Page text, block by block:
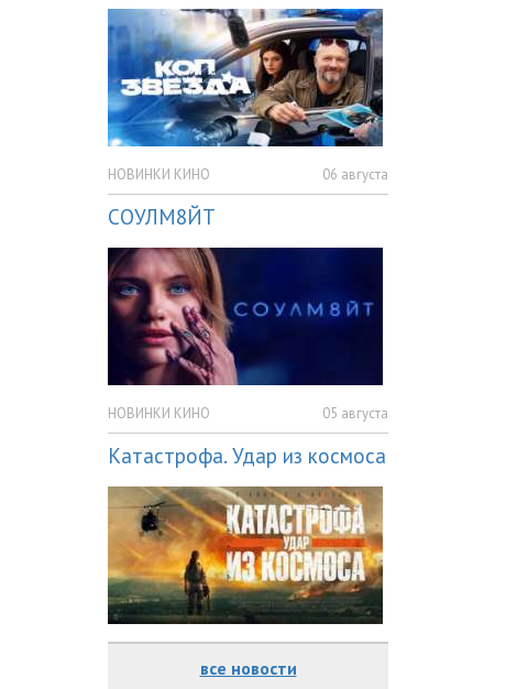
НОВИНКИ КИНО 06 августа
СОУЛМ8ЙТ
НОВИНКИ КИНО 05 августа
Катастрофа. Удар из космоса
все новости